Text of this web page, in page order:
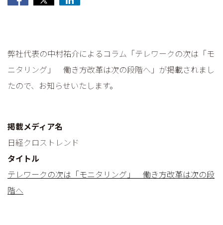
弊社代表の中村祐介によるコラム「テレワークの次は「モ
ニタリング」 働き方改革は次の段階へ」が掲載されまし
たので、お知らせいたします。
掲載メディア名
日経クロストレンド
タイトル
テレワークの次は「モニタリング」 働き方改革は次の段
階へ